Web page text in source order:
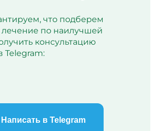
что подберем
по наилучшей
консультацию
Telegram:
Написать в Telegram